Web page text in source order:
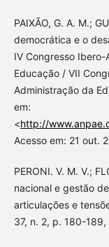
PAIXÃO, G. A. M.;
democrática e o
IV Congresso
Educação / VII
Administração da
em:
<http://
Acesso em: 21 out.
PERONI. V. M. V.;
nacional e gestão
articulações e
37, n. 2, p. 180-